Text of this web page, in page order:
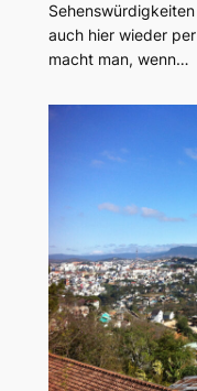
auch hier wieder
macht man, wenn…